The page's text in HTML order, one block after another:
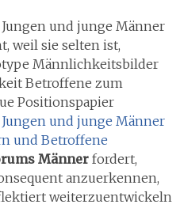
und junge Männer
weil sie selten ist,
Männlichkeitsbilder
Betroffene zum
Positionspapier
und junge Männer
und Betroffene
Männerfordert,
anzuerkennen,
weiterzuentwickeln